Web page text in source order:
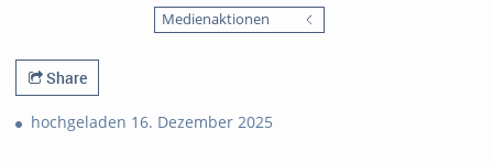
Medienaktionen
Share
hochgeladen 16. Dezember 2025